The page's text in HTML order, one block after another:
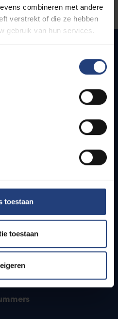
combineren met andere
verstrekt of die ze hebben
gebruik van hun services.
toestaan
toestaan
scholen